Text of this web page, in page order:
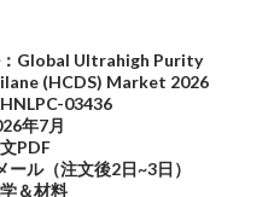
：Global Ultrahigh Purity
(HCDS) Market 2026
03436
年7月
PDF
ール（注文後2日~3日）
＆材料